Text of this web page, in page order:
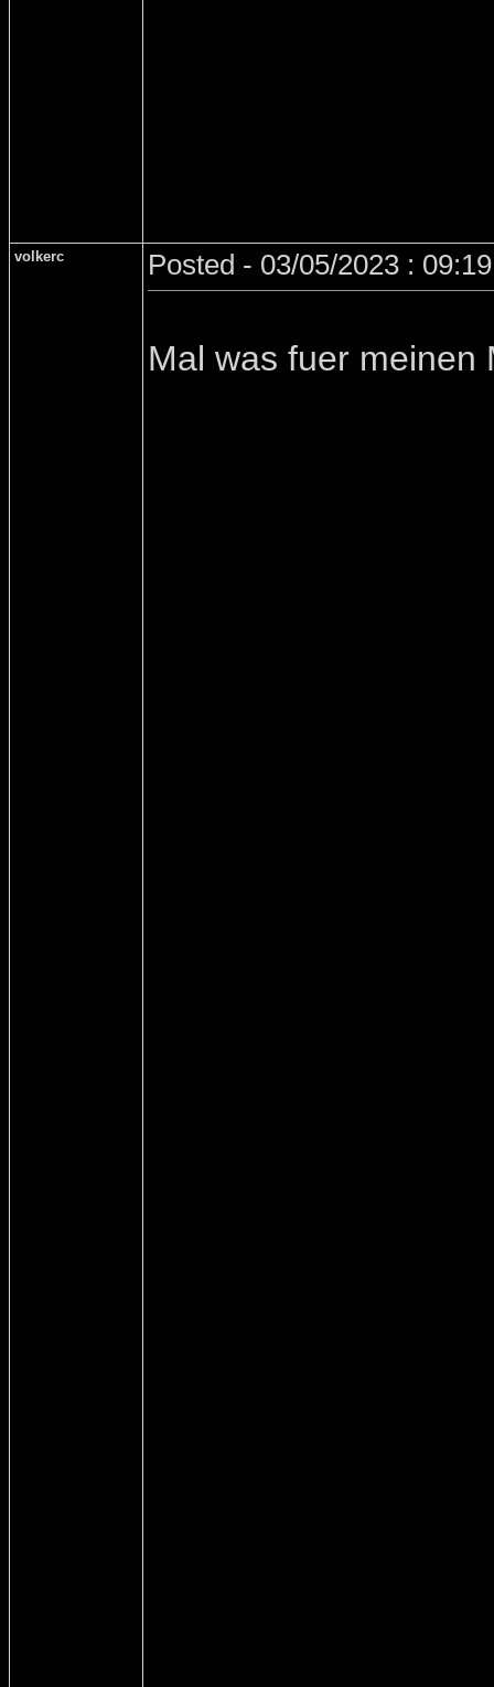
volkerc Posted - 03/05/2023 :
Mal was fuer meinen